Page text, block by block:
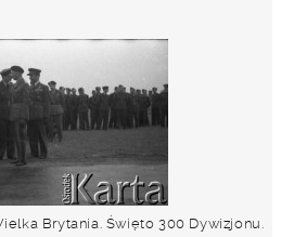
Brytania. Święto 300 Dywizjonu.